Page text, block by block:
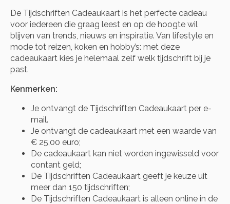
De Tijdschriften Cadeaukaart is het perfecte cadeau
voor iedereen die graag leest en op de hoogte wil
blijven van trends, nieuws en inspiratie. Van lifestyle en
mode tot reizen, koken en hobby’s: met deze
cadeaukaart kies je helemaal zelf welk tijdschrift bij je
past.
Kenmerken:
Je ontvangt de Tijdschriften Cadeaukaart per e-
mail.
Je ontvangt de cadeaukaart met een waarde van
€ 25,00 euro;
De cadeaukaart kan niet worden ingewisseld voor
contant geld;
De Tijdschriften Cadeaukaart geeft je keuze uit
meer dan 150 tijdschriften;
De Tijdschriften Cadeaukaart is alleen online in de